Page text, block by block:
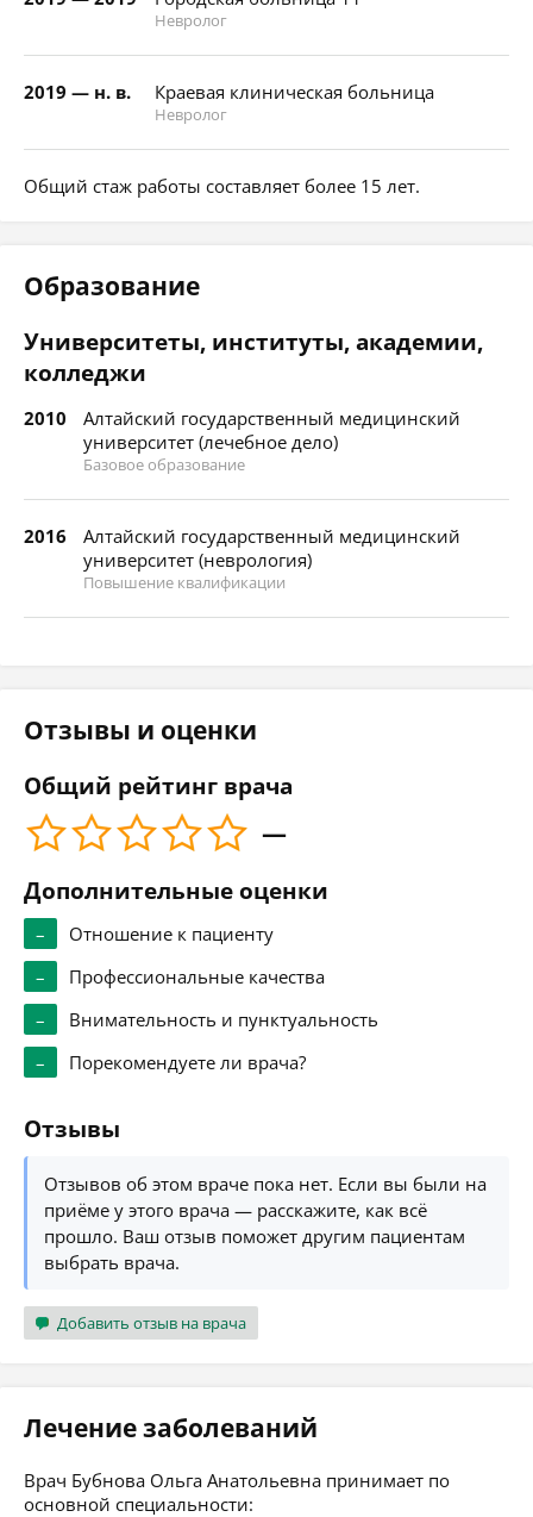
Невролог
2019 — н. в. Краевая клиническая больница
Невролог
Общий стаж работы составляет более 15 лет.
Образование
Университеты, институты, академии,
колледжи
2010
Алтайский государственный медицинский
университет (лечебное дело)
Базовое образование
2016
Алтайский государственный медицинский
университет (неврология)
Повышение квалификации
Отзывы и оценки
Общий рейтинг врача
—
Дополнительные оценки
–
Отношение к пациенту
–
Профессиональные качества
–
Внимательность и пунктуальность
–
Порекомендуете ли врача?
Отзывы
Отзывов об этом враче пока нет. Если вы были на
приёме у этого врача — расскажите, как всё
прошло. Ваш отзыв поможет другим пациентам
выбрать врача.
Добавить отзыв на врача
Лечение заболеваний
Врач Бубнова Ольга Анатольевна принимает по
основной специальности: